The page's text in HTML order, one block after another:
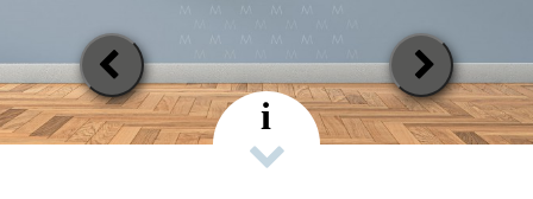
Previous
Slide
Next
Slide
i